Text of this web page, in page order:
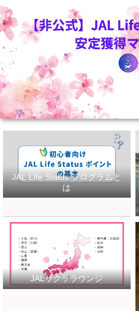
JAL LIfe Status プログラムと
は
JALサクララウンジ